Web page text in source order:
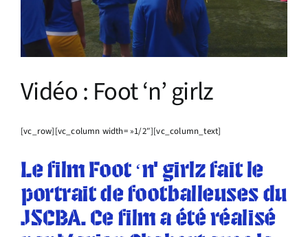
Infos pratiques
Vidéo : Foot ‘n’ girlz
[vc_row][vc_column width= »1/2″][vc_column_text]
Le film Foot ‘n’ girlz fait le
portrait de footballeuses du
JSCBA. Ce film a été réalisé